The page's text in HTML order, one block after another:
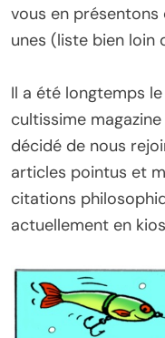
vous en
unes (liste bien loin
Il a été longtemps
cultissime
décidé de nous
articles pointus et
citations
actuellement en